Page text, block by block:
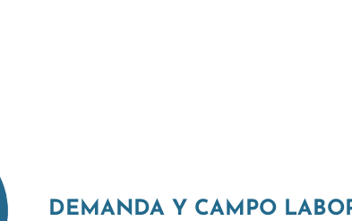
DEMANDA Y CAMPO